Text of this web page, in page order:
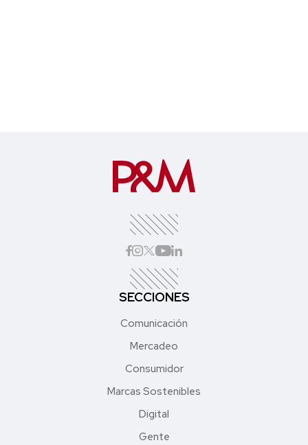
SECCIONES
Comunicación
Mercadeo
Consumidor
Marcas Sostenibles
Digital
Gente